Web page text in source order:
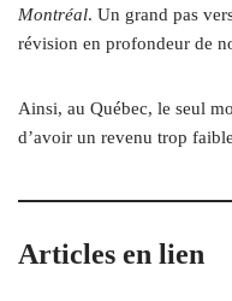
Montréal. Un grand pas
révision en profondeur de
Ainsi, au Québec, le seul
d’avoir un revenu trop
Articles en lien